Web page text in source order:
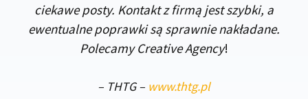
ciekawe posty. Kontakt z firmą jest szybki, a
ewentualne poprawki są sprawnie nakładane.
Polecamy Creative Agency!
– THTG– www.thtg.pl